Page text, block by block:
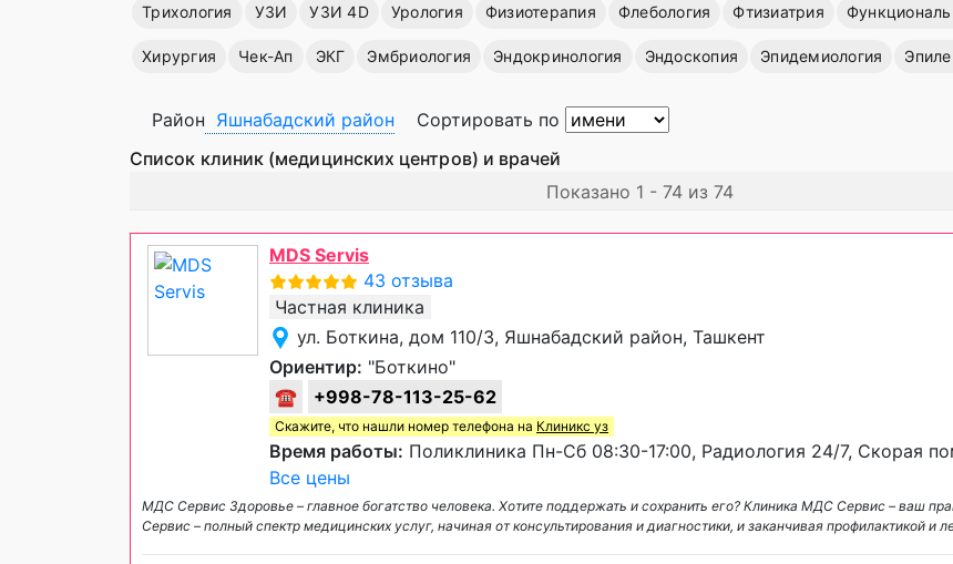
Трихология УЗИ УЗИ 4D Урология Физиотерапия Флебология Фтизиатрия
Хирургия Чек-Ап ЭКГ Эмбриология Эндокринология Эндоскопия Эпидемиология
Район Яшнабадский район
Сортировать по
Список клиник (медицинских центров) и врачей
Показано 1 - 74 из 74
MDS Servis
43 отзыва
Частная клиника
ул. Боткина, дом 110/3, Яшнабадский район, Ташкент
Ориентир: "Боткино"
☎
+998-78-113-25-62
Скажите, что нашли номер телефона на Клиникс уз
Время работы: Поликлиника Пн-Сб 08:30-17:00, Радиология 24/7, Скорая
Все цены
МДС Сервис Здоровье – главное богатство человека. Хотите поддержать и сохранить его? Клиника МДС Сервис – ваш
Сервис – полный спектр медицинских услуг, начиная от консультирования и диагностики, и заканчивая профилактикой и